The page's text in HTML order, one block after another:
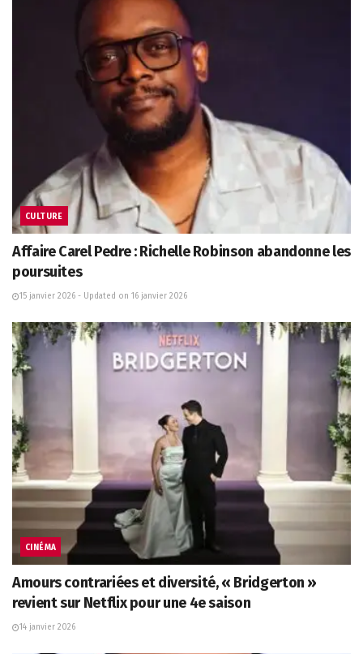
CULTURE
Affaire Carel Pedre : Richelle Robinson abandonne les
poursuites
15 janvier 2026 - Updated on 16 janvier 2026
CINÉMA
Amours contrariées et diversité, « Bridgerton »
revient sur Netflix pour une 4e saison
14 janvier 2026